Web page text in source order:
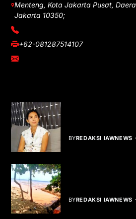
Menteng, Kota Jakarta Pusat,
Jakarta 10350;
(021) 3908026
+62-081287514107
adm@iawnews.com
BYREDAKSI IAWNEWS
BYREDAKSI IAWNEWS